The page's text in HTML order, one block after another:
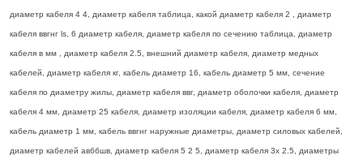
диаметр кабеля 4 4, диаметр кабеля таблица, какой диаметр кабеля 2 , диаметр
кабеля ввгнг ls, 6 диаметр кабеля, диаметр кабеля по сечению таблица, диаметр
кабеля в мм , диаметр кабеля 2.5, внешний диаметр кабеля, диаметр медных
кабелей, диаметр кабеля кг, кабель диаметр 16, кабель диаметр 5 мм, сечение
кабеля по диаметру жилы, диаметр кабеля ввг, диаметр оболочки кабеля, диаметр
кабеля 4 мм, диаметр 25 кабеля, диаметр изоляции кабеля, диаметр кабеля 6 мм,
кабель диаметр 1 мм, кабель ввгнг наружные диаметры, диаметр силовых кабелей,
диаметр кабелей авббшв, диаметр кабеля 5 2 5, диаметр кабеля 3х 2.5, диаметры